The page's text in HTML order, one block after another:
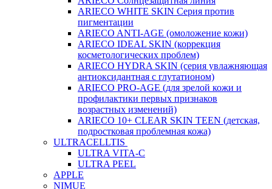
ARIECO WHITE SKIN Серия против
пигментации
ARIECO ANTI-AGE (омоложение кожи)
ARIECO IDEAL SKIN (коррекция
косметологических проблем)
ARIECO HYDRA SKIN (серия увлажняющая
антиоксидантная с глутатионом)
ARIECO PRO-AGE (для зрелой кожи и
профилактики первых признаков
возрастных изменений)
ARIECO 10+ CLEAR SKIN TEEN (детская,
подростковая проблемная кожа)
ULTRACELLTIS
ULTRA VITA-C
ULTRA PEEL
APPLE
NIMUE